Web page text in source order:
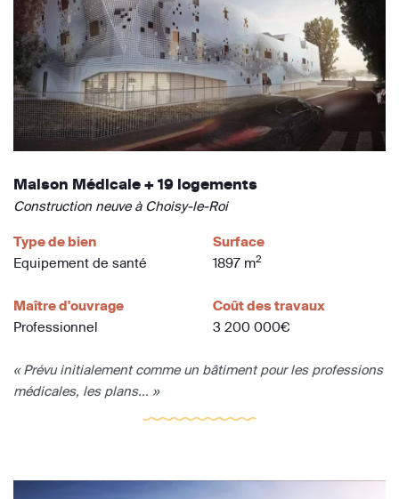
Maison Médicale + 19 logements
Construction neuve à Choisy-le-Roi
Type de bien
Equipement de santé
Surface
1897 m2
Maître d'ouvrage
Professionnel
Coût des travaux
3 200 000€
« Prévu initialement comme un bâtiment pour les professions
médicales, les plans... »